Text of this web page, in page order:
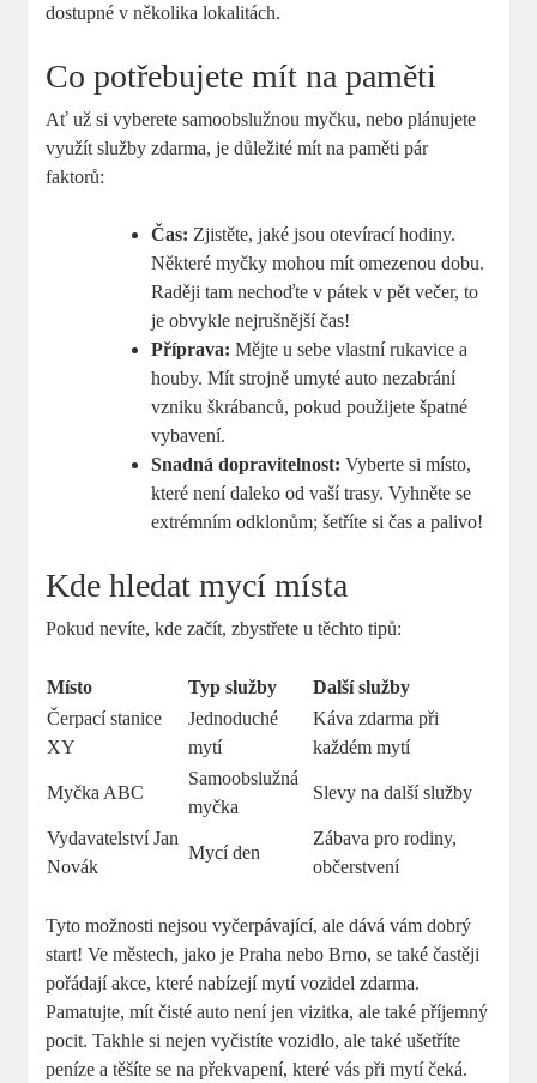
dostupné ⁢v několika lokalitách.
Co potřebujete mít na paměti
Ať⁤ už si vyberete⁢ samoobslužnou myčku,‌ nebo ​plánujete
využít služby zdarma, je důležité mít na paměti pár
faktorů:
Čas: Zjistěte, jaké jsou otevírací hodiny.
Některé ‌myčky mohou mít omezenou⁣ dobu.
Raději tam nechoďte v pátek v pět večer, to
je obvykle nejrušnější čas!
Příprava: Mějte u sebe vlastní rukavice a
houby. Mít strojně ‌umyté auto nezabrání⁣
vzniku⁢ škrábanců, pokud použijete špatné
vybavení.
Snadná ⁢dopravitelnost: Vyberte ⁤si místo,
které není ‌daleko od vaší trasy. Vyhněte se
extrémním odklonům; šetříte si čas a ‍palivo!
Kde hledat mycí místa
Pokud⁣ nevíte, kde⁢ začít, zbystřete u těchto tipů:
Místo Typ služby
Další ⁢služby
Čerpací‌ stanice
XY
Jednoduché
mytí
Káva zdarma ‍při
každém mytí
Myčka ABC
Samoobslužná
myčka
Slevy ⁤na další služby
Vydavatelství Jan
Novák
Mycí den
Zábava ‍pro rodiny,
občerstvení
Tyto možnosti⁣ nejsou vyčerpávající, ale dává vám dobrý
start! Ve městech,‍ jako je Praha nebo Brno, se také častěji
pořádají akce,⁤ které​ nabízejí mytí‌ vozidel zdarma.
Pamatujte, mít čisté auto není jen vizitka, ale také příjemný⁢
pocit. Takhle si nejen vyčistíte vozidlo, ale také ušetříte
peníze a těšíte se⁢ na překvapení, které vás při mytí čeká.